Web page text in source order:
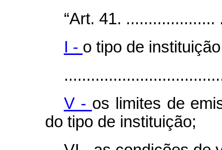
“Art. 41.
I - o tipo de
V - os limites de
do tipo de instituição;